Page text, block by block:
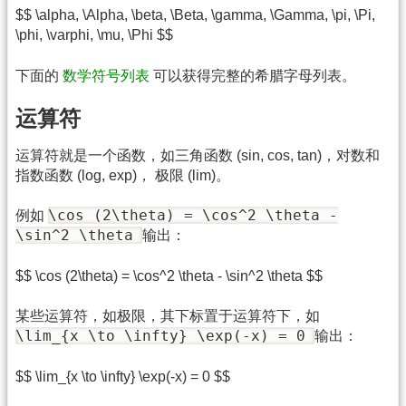
$$ \alpha, \Alpha, \beta, \Beta, \gamma, \Gamma, \pi, \Pi,
\phi, \varphi, \mu, \Phi $$
下面的 数学符号列表 可以获得完整的希腊字母列表。
运算符
运算符就是一个函数，如三角函数 (sin, cos, tan)，对数和
指数函数 (log, exp)， 极限 (lim)。
例如 \cos (2\theta) = \cos^2 \theta -
\sin^2 \theta 输出：
$$ \cos (2\theta) = \cos^2 \theta - \sin^2 \theta $$
某些运算符，如极限，其下标置于运算符下，如
\lim_{x \to \infty} \exp(-x) = 0 输出：
$$ \lim_{x \to \infty} \exp(-x) = 0 $$